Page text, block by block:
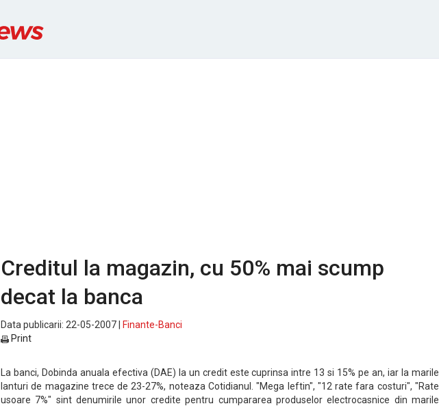
Creditul la magazin, cu 50% mai scump
decat la banca
Data publicarii: 22-05-2007 |
Finante-Banci
Print
La banci, Dobinda anuala efectiva (DAE) la un credit este cuprinsa intre 13 si 15% pe an, iar la marile
lanturi de magazine trece de 23-27%, noteaza Cotidianul. "Mega Ieftin", "12 rate fara costuri", "Rate
usoare 7%" sint denumirile unor credite pentru cumpararea produselor electrocasnice din marile